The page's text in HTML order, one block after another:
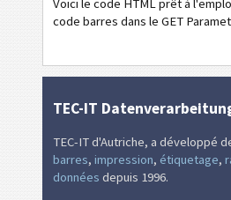
Codes
Wi-Fi codes
Voici le code HTML prêt à
code barres dans le GET
TEC-IT
TEC-IT d'Autriche, a développé
barres, impression, étiquetage,
données depuis 1996.